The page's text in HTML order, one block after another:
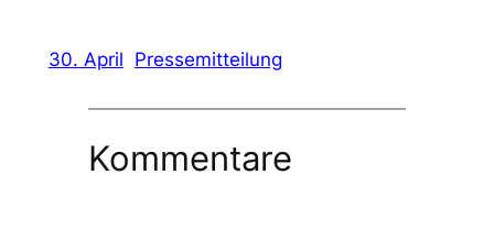
30. April Pressemitteilung
Kommentare